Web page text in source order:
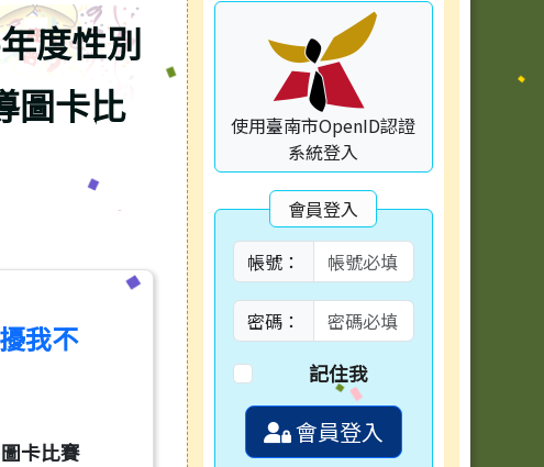
度性別
圖卡比
我不
卡比賽
使用臺南市OpenID認證
系統登入
會員登入
帳號：
密碼：
記住我
會員登入